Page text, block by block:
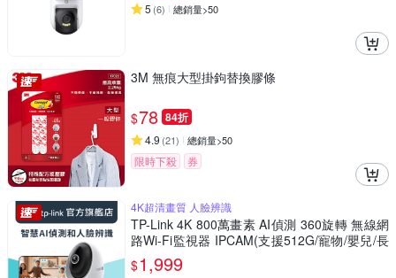
5 (6) 總銷量>50
3M 無痕大型掛鉤替換膠條
$78 84折
4.9 (21) 總銷量>50
限時下殺 券
4K超清畫質 人臉辨識
TP-Link 4K 800萬畫素 AI偵測 360旋轉 無線網
路Wi-Fi監視器 IPCAM(支援512G/寵物/嬰兒/長
輩/Tapo C260)
$1,999